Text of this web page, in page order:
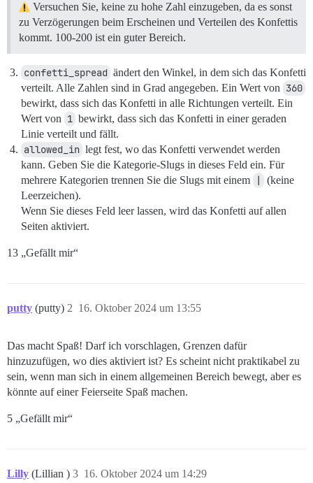
Versuchen Sie, keine zu hohe Zahl einzugeben, da es sonst
zu Verzögerungen beim Erscheinen und Verteilen des Konfettis
kommt. 100-200 ist ein guter Bereich.
confetti_spread ändert den Winkel, in dem sich das Konfetti
verteilt. Alle Zahlen sind in Grad angegeben. Ein Wert von 360
bewirkt, dass sich das Konfetti in alle Richtungen verteilt. Ein
Wert von 1 bewirkt, dass sich das Konfetti in einer geraden
Linie verteilt und fällt.
allowed_in legt fest, wo das Konfetti verwendet werden
kann. Geben Sie die Kategorie-Slugs in dieses Feld ein. Für
mehrere Kategorien trennen Sie die Slugs mit einem
|
(keine
Leerzeichen).
Wenn Sie dieses Feld leer lassen, wird das Konfetti auf allen
Seiten aktiviert.
13 „Gefällt mir“
putty (putty) 16. Oktober 2024 um 13:55
2
Das macht Spaß! Darf ich vorschlagen, Grenzen dafür
hinzuzufügen, wo dies aktiviert ist? Es scheint nicht praktikabel zu
sein, wenn man sich in einem allgemeinen Bereich bewegt, aber es
könnte auf einer Feierseite Spaß machen.
5 „Gefällt mir“
Lilly (Lillian ) 16. Oktober 2024 um 14:29
3